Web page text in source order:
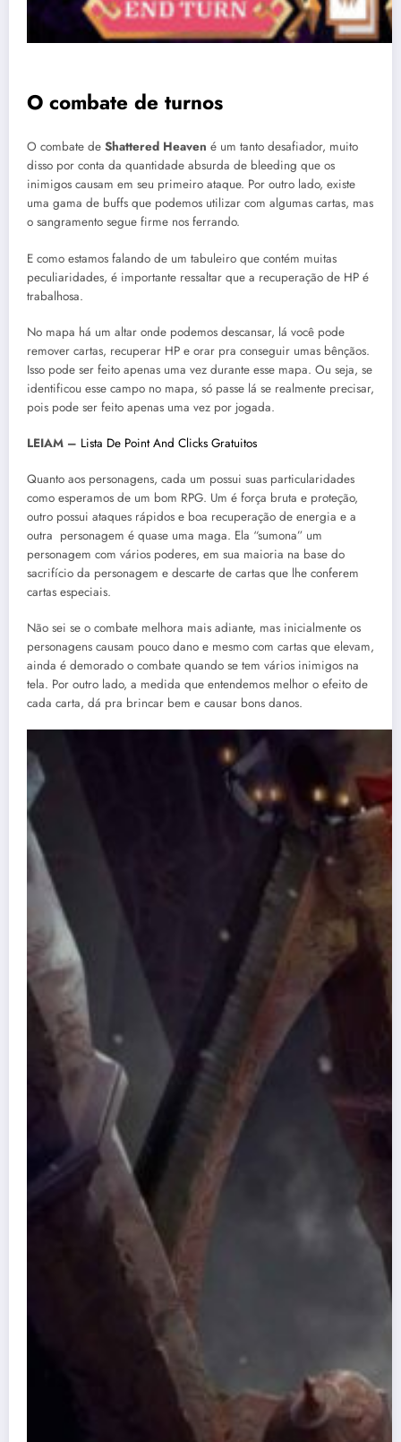
O combate de turnos
O combate de Shattered Heaven é um tanto desafiador, muito
disso por conta da quantidade absurda de bleeding que os
inimigos causam em seu primeiro ataque. Por outro lado, existe
uma gama de buffs que podemos utilizar com algumas cartas, mas
o sangramento segue firme nos ferrando.
E como estamos falando de um tabuleiro que contém muitas
peculiaridades, é importante ressaltar que a recuperação de HP é
trabalhosa.
No mapa há um altar onde podemos descansar, lá você pode
remover cartas, recuperar HP e orar pra conseguir umas bênçãos.
Isso pode ser feito apenas uma vez durante esse mapa. Ou seja, se
identificou esse campo no mapa, só passe lá se realmente precisar,
pois pode ser feito apenas uma vez por jogada.
LEIAM – Lista De Point And Clicks Gratuitos
Quanto aos personagens, cada um possui suas particularidades
como esperamos de um bom RPG. Um é força bruta e proteção,
outro possui ataques rápidos e boa recuperação de energia e a
outra personagem é quase uma maga. Ela “sumona” um
personagem com vários poderes, em sua maioria na base do
sacrifício da personagem e descarte de cartas que lhe conferem
cartas especiais.
Não sei se o combate melhora mais adiante, mas inicialmente os
personagens causam pouco dano e mesmo com cartas que elevam,
ainda é demorado o combate quando se tem vários inimigos na
tela. Por outro lado, a medida que entendemos melhor o efeito de
cada carta, dá pra brincar bem e causar bons danos.